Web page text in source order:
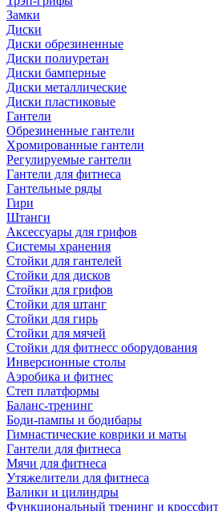
Замки
Диски
Диски обрезиненные
Диски полиуретан
Диски бамперные
Диски металлические
Диски пластиковые
Гантели
Обрезиненные гантели
Хромированные гантели
Регулируемые гантели
Гантели для фитнеса
Гантельные ряды
Гири
Штанги
Аксессуары для грифов
Системы хранения
Стойки для гантелей
Стойки для дисков
Стойки для грифов
Стойки для штанг
Стойки для гирь
Стойки для мячей
Стойки для фитнесс оборудования
Инверсионные столы
Аэробика и фитнес
Степ платформы
Баланс-тренинг
Боди-пампы и бодибары
Гимнастические коврики и маты
Гантели для фитнеса
Мячи для фитнеса
Утяжелители для фитнеса
Валики и цилиндры
Функциональный тренинг и кроссфит